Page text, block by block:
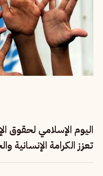
اليوم الإسلامي لحقوق
تعزز الكرامة الإنسانية